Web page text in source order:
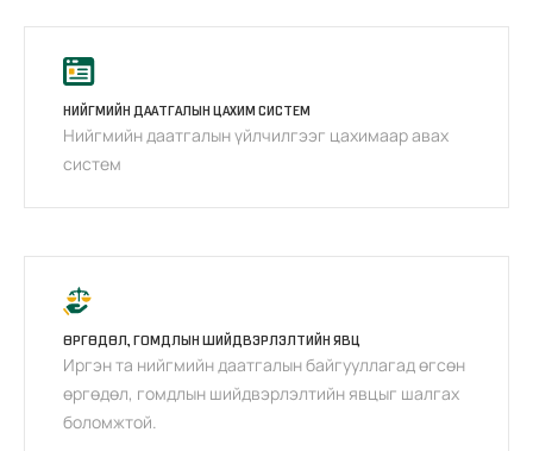
НИЙГМИЙН ДААТГАЛЫН ЦАХИМ СИСТЕМ
Нийгмийн даатгалын үйлчилгээг цахимаар авах
систем
ӨРГӨДӨЛ, ГОМДЛЫН ШИЙДВЭРЛЭЛТИЙН ЯВЦ
Иргэн та нийгмийн даатгалын байгууллагад өгсөн
өргөдөл, гомдлын шийдвэрлэлтийн явцыг шалгах
боломжтой.